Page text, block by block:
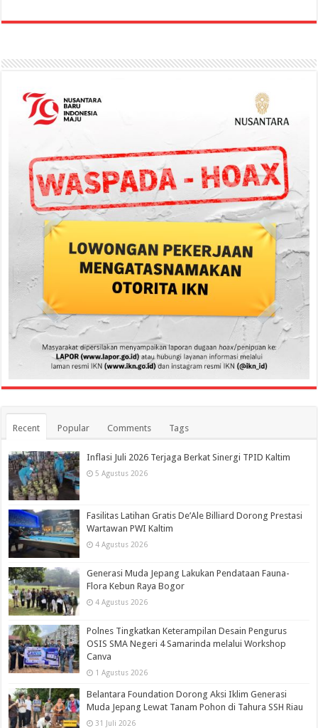
Recent Popular Comments Tags
Inflasi Juli 2026 Terjaga Berkat Sinergi TPID Kaltim
5 Agustus 2026
Fasilitas Latihan Gratis De’Ale Billiard Dorong Prestasi
Wartawan PWI Kaltim
4 Agustus 2026
Generasi Muda Jepang Lakukan Pendataan Fauna-
Flora Kebun Raya Bogor
4 Agustus 2026
Polnes Tingkatkan Keterampilan Desain Pengurus
OSIS SMA Negeri 4 Samarinda melalui Workshop
Canva
1 Agustus 2026
Belantara Foundation Dorong Aksi Iklim Generasi
Muda Jepang Lewat Tanam Pohon di Tahura SSH Riau
31 Juli 2026